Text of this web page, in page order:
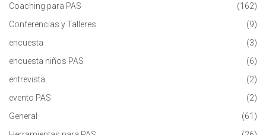
Coaching para PAS
(162)
Conferencias y Talleres
(9)
encuesta
(3)
encuesta niños PAS
(6)
entrevista
(2)
evento PAS
(2)
General
(61)